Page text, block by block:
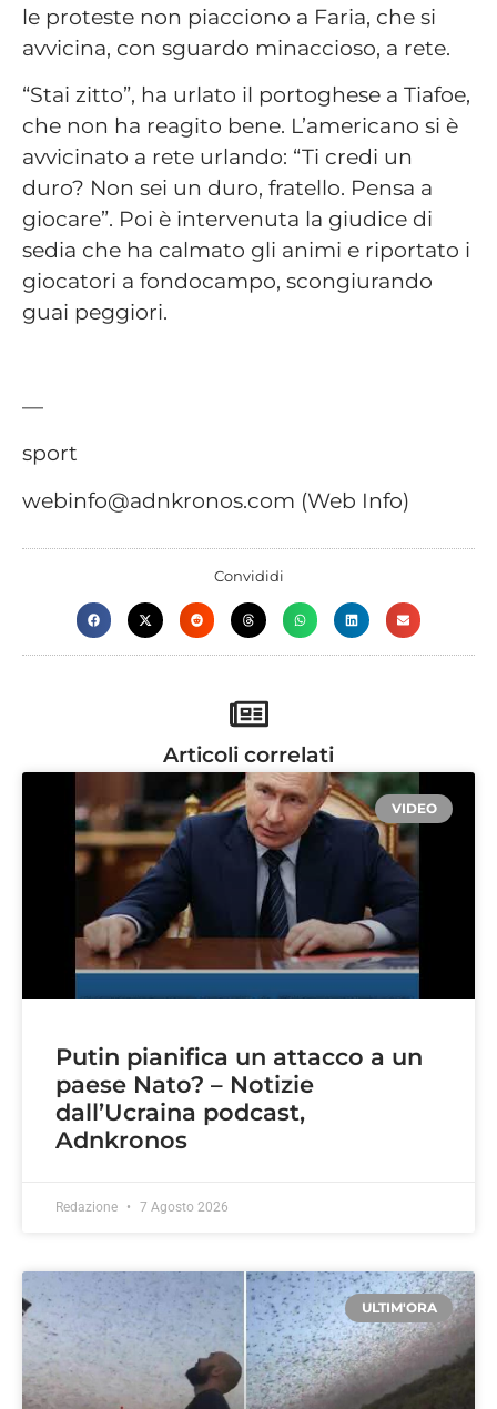
le proteste non piacciono a Faria, che si
avvicina, con sguardo minaccioso, a rete.
“Stai zitto”, ha urlato il portoghese a Tiafoe,
che non ha reagito bene. L’americano si è
avvicinato a rete urlando: “Ti credi un
duro? Non sei un duro, fratello. Pensa a
giocare”. Poi è intervenuta la giudice di
sedia che ha calmato gli animi e riportato i
giocatori a fondocampo, scongiurando
guai peggiori.
—
sport
webinfo@adnkronos.com (Web Info)
Convididi
Articoli correlati
VIDEO
Putin pianifica un attacco a un
paese Nato? – Notizie
dall’Ucraina podcast,
Adnkronos
Redazione 7 Agosto 2026
ULTIM'ORA